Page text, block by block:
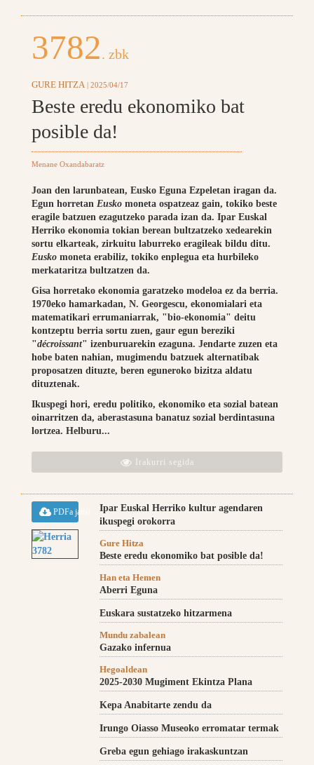
3782. zbk
GURE HITZA | 2025/04/17
Beste eredu ekonomiko bat
posible da!
Menane Oxandabaratz
Joan den larunbatean, Eusko Eguna Ezpeletan iragan da.
Egun horretan Eusko moneta ospatzeaz gain, tokiko beste
eragile batzuen ezagutzeko parada izan da. Ipar Euskal
Herriko ekonomia tokian berean bultzatzeko xedearekin
sortu elkarteak, zirkuitu laburreko eragileak bildu ditu.
Eusko moneta erabiliz, tokiko enplegua eta hurbileko
merkataritza bultzatzen da.
Gisa horretako ekonomia garatzeko modeloa ez da berria.
1970eko hamarkadan, N. Georgescu, ekonomialari eta
matematikari errumaniarrak, "bio-ekonomia" deitu
kontzeptu berria sortu zuen, gaur egun bereziki
"décroissant" izenburuarekin ezaguna. Jendarte zuzen eta
hobe baten nahian, mugimendu batzuek alternatibak
proposatzen dituzte, beren eguneroko bizitza aldatu
dituztenak.
Ikuspegi hori, eredu politiko, ekonomiko eta sozial batean
oinarritzen da, aberastasuna banatuz sozial berdintasuna
lortzea. Helburu...
Irakurri segida
PDFa jaitsi
Ipar Euskal Herriko kultur agendaren
ikuspegi orokorra
Gure Hitza
Beste eredu ekonomiko bat posible da!
Han eta Hemen
Aberri Eguna
Euskara sustatzeko hitzarmena
Mundu zabalean
Gazako infernua
Hegoaldean
2025-2030 Mugiment Ekintza Plana
Kepa Anabitarte zendu da
Irungo Oiasso Museoko erromatar termak
Greba egun gehiago irakaskuntzan